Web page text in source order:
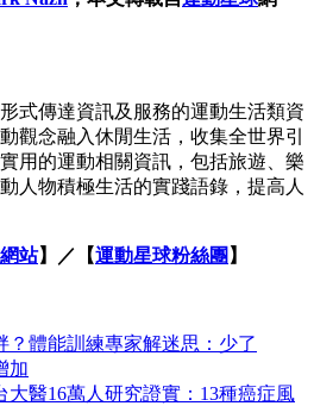
式傳達資訊及服務的運動生活類資
觀念融入休閒生活，收集全世界引
用的運動相關資訊，包括旅遊、樂
人物積極生活的實踐語錄，提高人
站】／【運動星球粉絲團 】
？體能訓練專家解迷思：少了
加
大醫16萬人研究證實：13種癌症風